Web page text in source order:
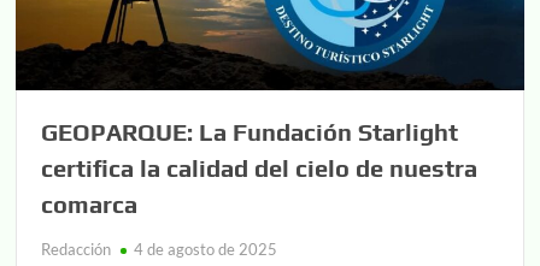
GEOPARQUE: La Fundación Starlight
certifica la calidad del cielo de nuestra
comarca
Redacción 4 de agosto de 2025